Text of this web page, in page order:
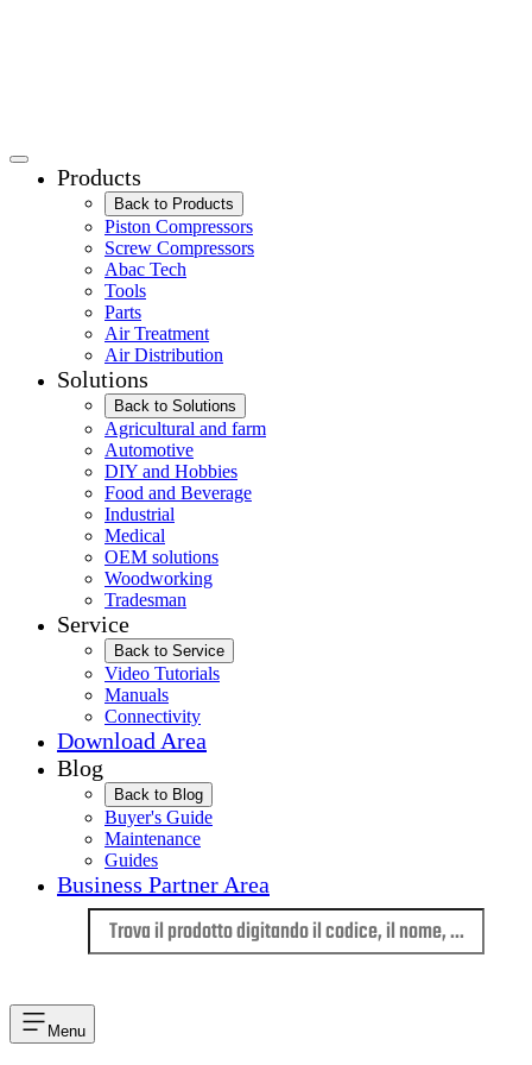
Products
Back to Products
Piston Compressors
Screw Compressors
Abac Tech
Tools
Parts
Air Treatment
Air Distribution
Solutions
Back to Solutions
Agricultural and farm
Automotive
DIY and Hobbies
Food and Beverage
Industrial
Medical
OEM solutions
Woodworking
Tradesman
Service
Back to Service
Video Tutorials
Manuals
Connectivity
Download Area
Blog
Back to Blog
Buyer's Guide
Maintenance
Guides
Business Partner Area
Menu